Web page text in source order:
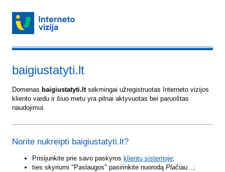
baigiustatyti.lt
Domenas baigiustatyti.ltsėkmingai užregistruotas Interneto vizijos
kliento vardu ir šiuo metu yra pilnai aktyvuotas bei paruoštas
naudojimui.
Norite nukreipti baigiustatyti.lt?
Prisijunkite prie savo paskyros klientų sistemoje;
ties skyriumi "Paslaugos" pasirinkite nuorodą Plačiau... ;